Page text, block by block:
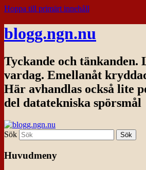
Hoppa till primärt innehåll
blogg.ngn.nu
Tyckande och tänkanden.
vardag. Emellanåt
Här avhandlas också lite
del datatekniska spörsmål
Sök
Huvudmeny